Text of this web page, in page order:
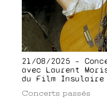
21/08/2025 –
avec Laurent
du Film
Concerts passés